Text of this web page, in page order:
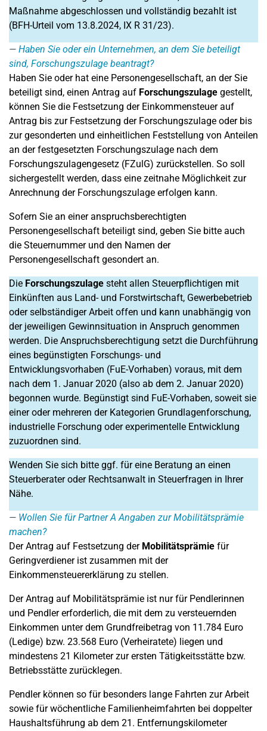
Maßnahme abgeschlossen und vollständig bezahlt ist
(BFH-Urteil vom 13.8.2024, IX R 31/23).
Haben Sie oder ein Unternehmen, an dem Sie beteiligt
sind, Forschungszulage beantragt?
Haben Sie oder hat eine Personengesellschaft, an der Sie
beteiligt sind, einen Antrag auf Forschungszulage gestellt,
können Sie die Festsetzung der Einkommensteuer auf
Antrag bis zur Festsetzung der Forschungszulage oder bis
zur gesonderten und einheitlichen Feststellung von Anteilen
an der festgesetzten Forschungszulage nach dem
Forschungszulagengesetz (FZulG) zurückstellen. So soll
sichergestellt werden, dass eine zeitnahe Möglichkeit zur
Anrechnung der Forschungszulage erfolgen kann.
Sofern Sie an einer anspruchsberechtigten
Personengesellschaft beteiligt sind, geben Sie bitte auch
die Steuernummer und den Namen der
Personengesellschaft gesondert an.
Die Forschungszulage steht allen Steuerpflichtigen mit
Einkünften aus Land- und Forstwirtschaft, Gewerbebetrieb
oder selbständiger Arbeit offen und kann unabhängig von
der jeweiligen Gewinnsituation in Anspruch genommen
werden. Die Anspruchsberechtigung setzt die Durchführung
eines begünstigten Forschungs- und
Entwicklungsvorhaben (FuE-Vorhaben) voraus, mit dem
nach dem 1. Januar 2020 (also ab dem 2. Januar 2020)
begonnen wurde. Begünstigt sind FuE-Vorhaben, soweit sie
einer oder mehreren der Kategorien Grundlagenforschung,
industrielle Forschung oder experimentelle Entwicklung
zuzuordnen sind.
Wenden Sie sich bitte ggf. für eine Beratung an einen
Steuerberater oder Rechtsanwalt in Steuerfragen in Ihrer
Nähe.
Wollen Sie für Partner A Angaben zur Mobilitätsprämie
machen?
Der Antrag auf Festsetzung der Mobilitätsprämie für
Geringverdiener ist zusammen mit der
Einkommensteuererklärung zu stellen.
Der Antrag auf Mobilitätsprämie ist nur für Pendlerinnen
und Pendler erforderlich, die mit dem zu versteuernden
Einkommen unter dem Grundfreibetrag von 11.784 Euro
(Ledige) bzw. 23.568 Euro (Verheiratete) liegen und
mindestens 21 Kilometer zur ersten Tätigkeitsstätte bzw.
Betriebsstätte zurücklegen.
Pendler können so für besonders lange Fahrten zur Arbeit
sowie für wöchentliche Familienheimfahrten bei doppelter
Haushaltsführung ab dem 21. Entfernungskilometer